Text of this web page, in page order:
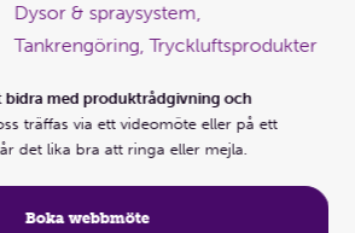
Dysor & spraysystem,
Tankrengöring, Tryckluftsprodukter
bidra med produktrådgivning och
träffas via ett videomöte eller på ett
det lika bra att ringa eller mejla.
Boka webbmöte